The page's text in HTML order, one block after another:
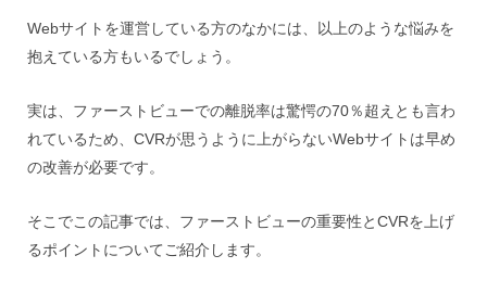
Webサイトを運営している方のなかには、以上のような悩みを
抱えている方もいるでしょう。
実は、ファーストビューでの離脱率は驚愕の70％超えとも言わ
れているため、CVRが思うように上がらないWebサイトは早め
の改善が必要です。
そこでこの記事では、ファーストビューの重要性とCVRを上げ
るポイントについてご紹介します。